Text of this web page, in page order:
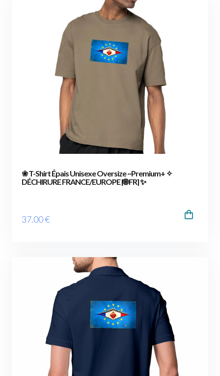
❀ T-Shirt Épais Unisexe Oversize ~Premium+ ✧
DÉCHIRURE FRANCE/EUROPE [🌐 FR] ✨
37.00€